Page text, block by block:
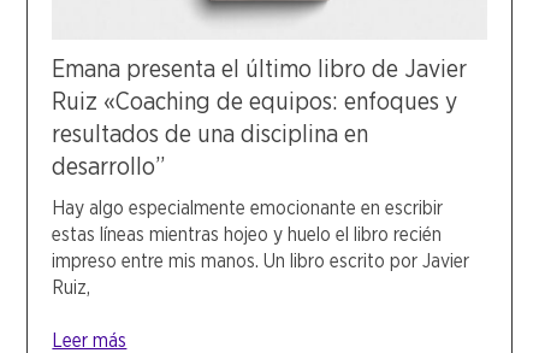
Emana presenta el último libro de Javier
Ruiz «Coaching de equipos: enfoques y
resultados de una disciplina en
desarrollo”
Hay algo especialmente emocionante en escribir
estas líneas mientras hojeo y huelo el libro recién
impreso entre mis manos. Un libro escrito por Javier
Ruiz,
Leer más